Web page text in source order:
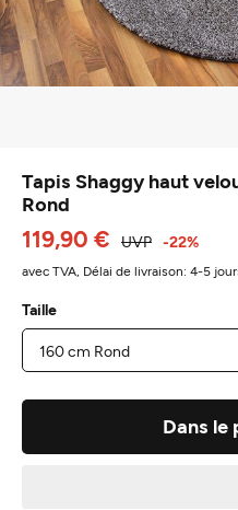
Tapis Shaggy haut
Rond
119,90 € UVP -22%
avec TVA, Délai de livraison: 4-5
Taille
Dans le